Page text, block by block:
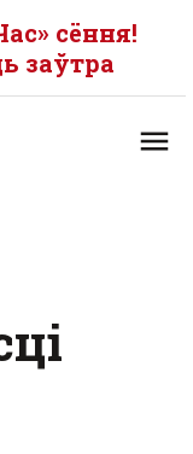
сёння!
заўтра